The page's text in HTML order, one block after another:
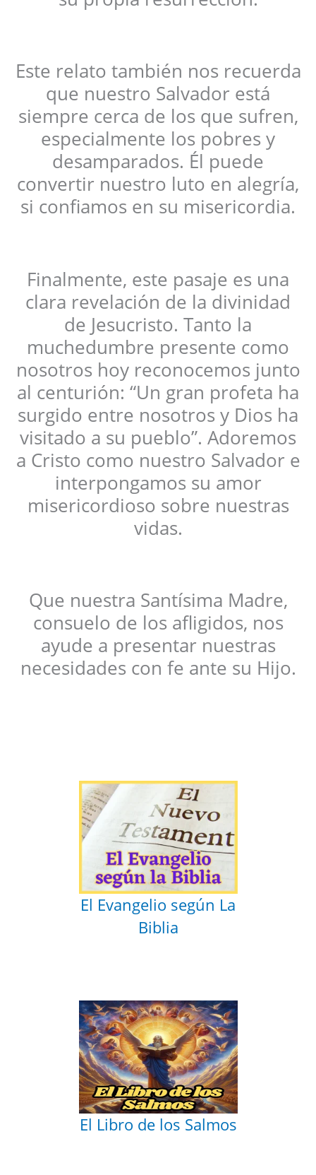
Este relato también nos recuerda
que nuestro Salvador está
siempre cerca de los que sufren,
especialmente los pobres y
desamparados. Él puede
convertir nuestro luto en alegría,
si confiamos en su misericordia.
Finalmente, este pasaje es una
clara revelación de la divinidad
de Jesucristo. Tanto la
muchedumbre presente como
nosotros hoy reconocemos junto
al centurión: “Un gran profeta ha
surgido entre nosotros y Dios ha
visitado a su pueblo”. Adoremos
a Cristo como nuestro Salvador e
interpongamos su amor
misericordioso sobre nuestras
vidas.
Que nuestra Santísima Madre,
consuelo de los afligidos, nos
ayude a presentar nuestras
necesidades con fe ante su Hijo.
El Evangelio según La
Biblia
El Libro de los Salmos